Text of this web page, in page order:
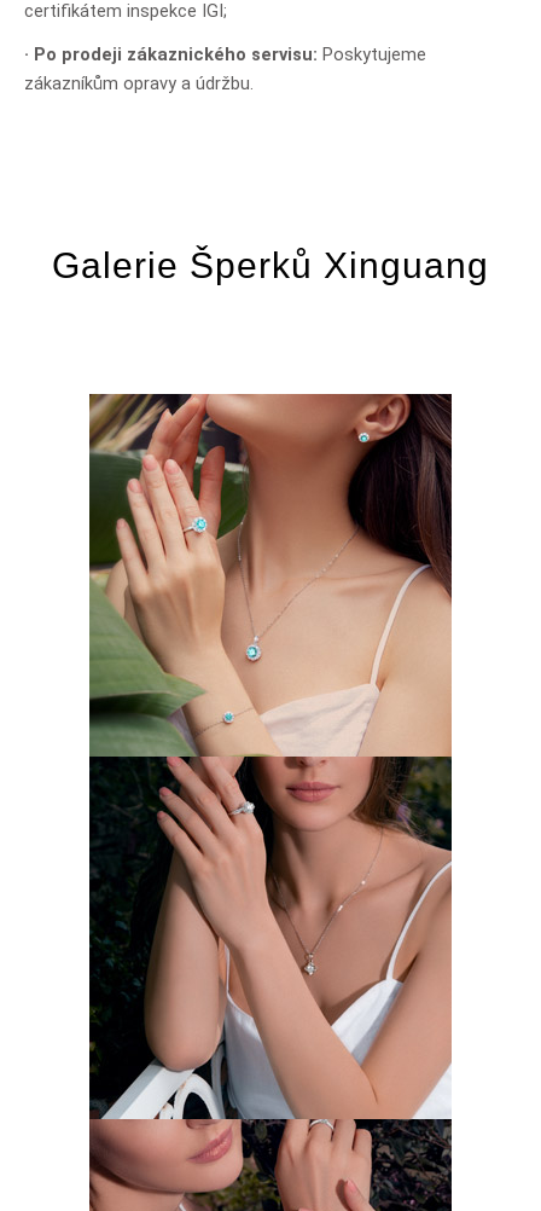
certifikátem inspekce IGI;
· Po prodeji zákaznického servisu: Poskytujeme
zákazníkům opravy a údržbu.
Galerie Šperků Xinguang